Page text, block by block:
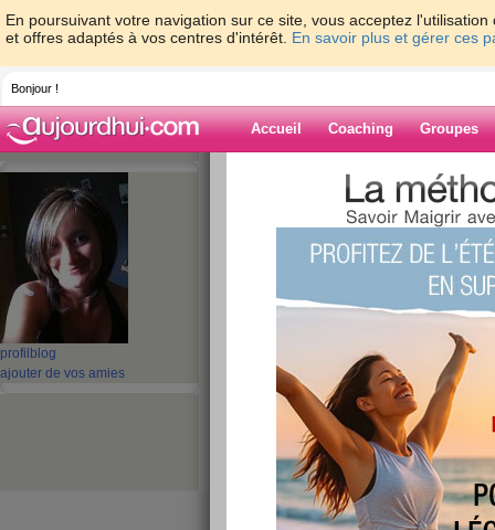
En poursuivant votre navigation sur ce site, vous acceptez
et offres adaptés à vos centres d'intérêt. En savoir plus et gérer ces
Bonjour !
Accueil Coaching Groupes
profil blog
ajouter de vos amies
>
Blog de tiro
21 - 30 31 - 40 41 - 50 51 -
‹ Préc. 11 12 13 14 15
souvenir
suis je???
publié le 10/06/2010 à 08:20